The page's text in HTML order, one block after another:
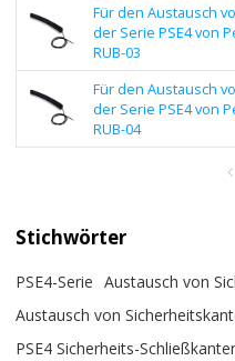
Für den Austausch
der Serie PSE4 von
RUB-03
Für den Austausch
der Serie PSE4 von
RUB-04
Stichwörter
PSE4-Serie
Austausch von
Austausch von
PSE4 Sicherheits-